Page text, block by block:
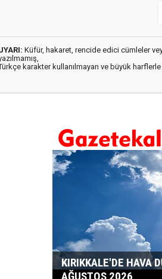
Küfür, hakaret, rencide edici cümleler
karakter kullanılmayan ve büyük